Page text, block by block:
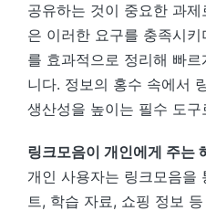
공유하는 것이 중요한 과
은 이러한 요구를 충족시
를 효과적으로 정리해 빠
니다. 정보의 홍수 속에서
생산성을 높이는 필수 도
링크모음이 개인에게 주는
개인 사용자는 링크모음을
트, 학습 자료, 쇼핑 정보